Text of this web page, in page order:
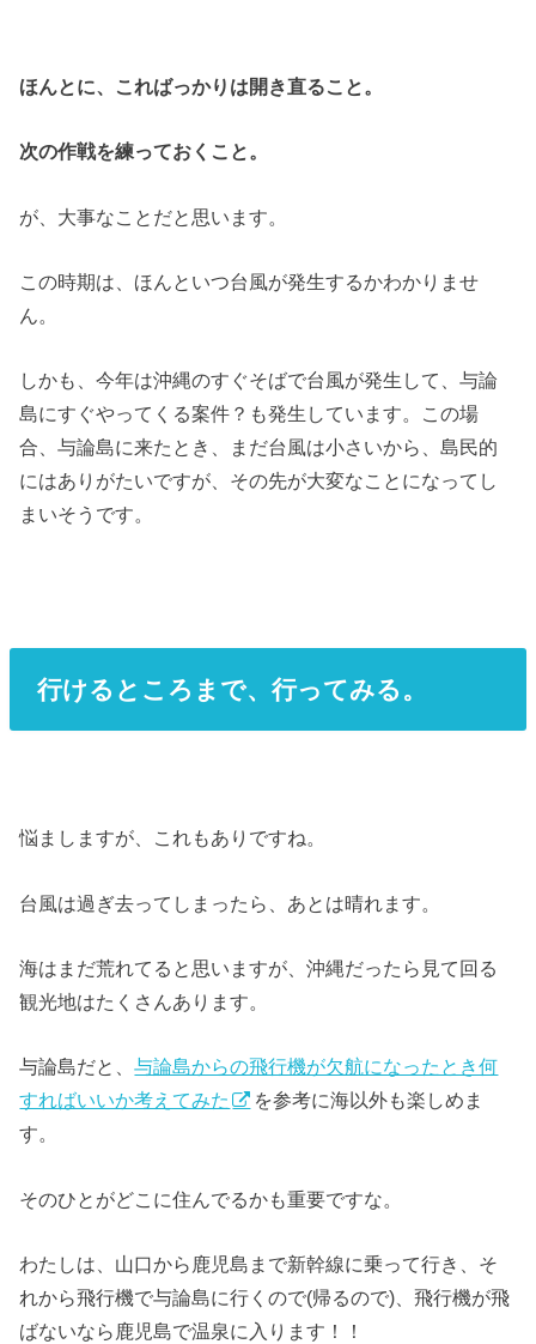
ほんとに、こればっかりは開き直ること。
次の作戦を練っておくこと。
が、大事なことだと思います。
この時期は、ほんといつ台風が発生するかわかりませ
ん。
しかも、今年は沖縄のすぐそばで台風が発生して、与論
島にすぐやってくる案件？も発生しています。この場
合、与論島に来たとき、まだ台風は小さいから、島民的
にはありがたいですが、その先が大変なことになってし
まいそうです。
行けるところまで、行ってみる。
悩ましますが、これもありですね。
台風は過ぎ去ってしまったら、あとは晴れます。
海はまだ荒れてると思いますが、沖縄だったら見て回る
観光地はたくさんあります。
与論島だと、与論島からの飛行機が欠航になったとき何
すればいいか考えてみた
を参考に海以外も楽しめま
す。
そのひとがどこに住んでるかも重要ですな。
わたしは、山口から鹿児島まで新幹線に乗って行き、そ
れから飛行機で与論島に行くので(帰るので)、飛行機が飛
ばないなら鹿児島で温泉に入ります！！